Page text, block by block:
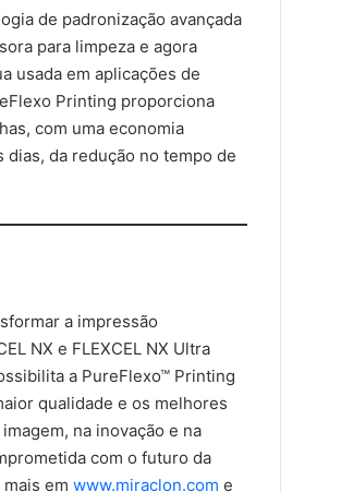
de padronização avançada
para limpeza e agora
usada em aplicações de
Printing proporciona
com uma economia
da redução no tempo de
a impressão
NX e FLEXCEL NX Ultra
a PureFlexo™ Printing
qualidade e os melhores
na inovação e na
com o futuro da
em www.miraclon.com e
apresentará as premiadas
FLEXCEL Prime e a solução
NX Ultra na Flexo & Labels
2026